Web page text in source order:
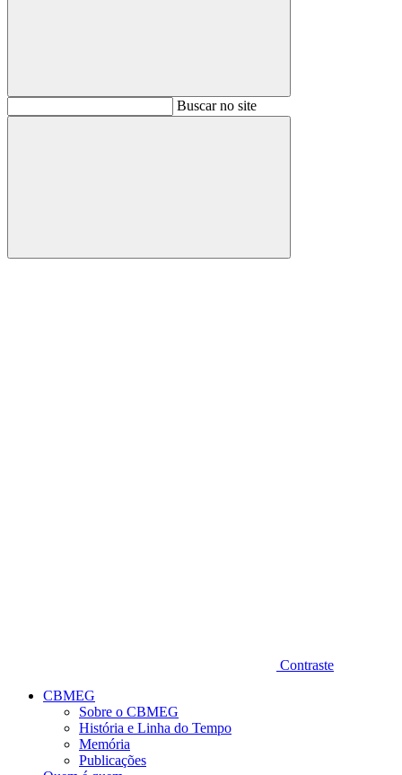
BuscarBuscar no site
Buscar
Contraste
CBMEG
Sobre o CBMEG
História e Linha do Tempo
Memória
Publicações